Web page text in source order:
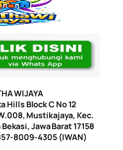
WIJAYA
Hills Block C No 12
Mustikajaya, Kec.
Jawa Barat 17158
8009-4305 (IWAN)